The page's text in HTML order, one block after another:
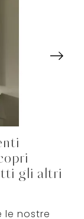
gli altri
le nostre